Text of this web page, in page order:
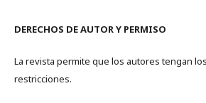
DERECHOS DE AUTOR Y PERMISO
La revista permite que los autores tengan
restricciones.